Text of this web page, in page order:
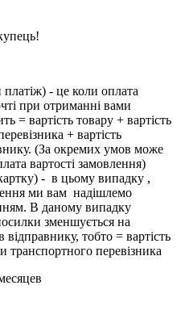
- це коли оплата
при отриманні вами
= вартість товару + вартість
+ вартість
(За окремих умов може
вартості замовлення)
- в цьому випадку ,
ми вам надішлемо
В даному випадку
зменшується на
відправнику, тобто = вартість
транспортного перевізника